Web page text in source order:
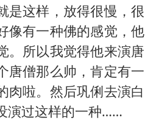
是这样，放得很慢，很
像有一种佛的感觉，他
。所以我觉得他来演唐
唐僧那么帅，肯定有一
肉啦。然后巩俐去演白
演过这样的一种……